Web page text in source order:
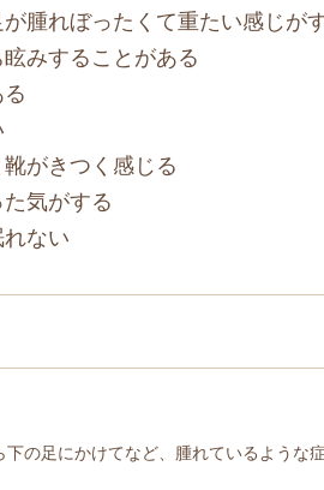
腫れぼったくて重たい感じが
みすることがある
がきつく感じる
気がする
ない
下の足にかけてなど、腫れているような